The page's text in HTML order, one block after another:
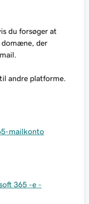
du forsøger at
domæne, der
andre platforme.
mailkonto
365 -e -